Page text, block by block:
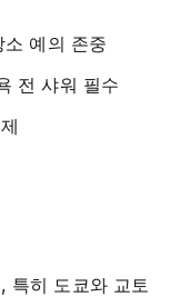
예의 존중
전 샤워 필수
특히 도쿄와 교토